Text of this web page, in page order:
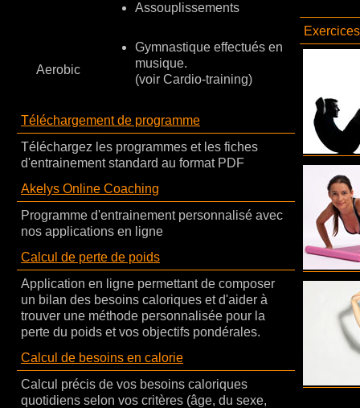
Assouplissements
Aerobic
Gymnastique effectués en
musique.
(voir Cardio-training)
Téléchargement de programme
Téléchargez les programmes et les fiches
d'entrainement standard au format PDF
Akelys Online Coaching
Programme d'entrainement personnalisé avec
nos applications en ligne
Calcul de perte de poids
Application en ligne permettant de composer
un bilan des besoins caloriques et d'aider à
trouver une méthode personnalisée pour la
perte du poids et vos objectifs pondérales.
Calcul de besoins en calorie
Calcul précis de vos besoins caloriques
quotidiens selon vos critères (âge, du sexe,